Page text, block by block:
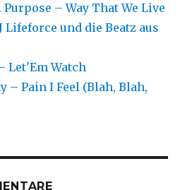
Purpose – Way That We Live
Lifeforce und die Beatz aus
Let'Em Watch
– Pain I Feel (Blah, Blah,